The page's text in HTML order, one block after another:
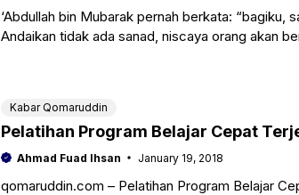
‘Abdullah bin Mubarak pernah berkata: “bagiku,
Andaikan tidak ada sanad, niscaya orang akan
Kabar Qomaruddin
Pelatihan Program Belajar Cepat
Ahmad Fuad Ihsan January 19, 2018
qomaruddin.com – Pelatihan Program Belajar